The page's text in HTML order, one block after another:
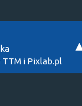
TTM i Pixlab.pl